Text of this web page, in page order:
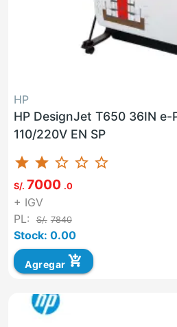
HP
HP DesignJet T650 36IN e-
110/220V EN SP
star star star_border star_border star_border
S/. 7000 .0
+ IGV
PL:
S/. 7840
Stock: 0.00
Agregar add_shopping_cart